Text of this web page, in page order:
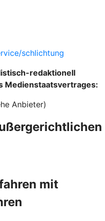
schlichtung
redaktionell
Medienstaatsvertrages:
Anbieter)
mit